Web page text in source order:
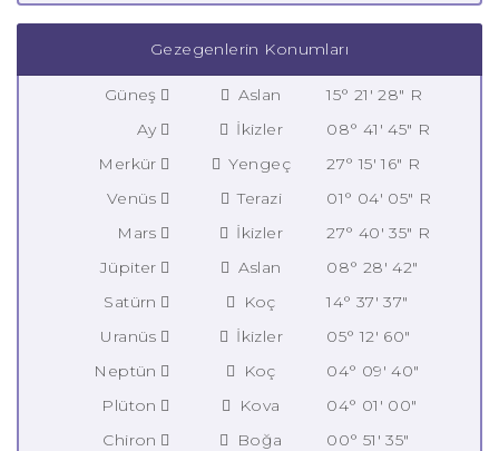
Gezegenlerin Konumları
Güneş Aslan
15° 21' 28" R
Ay
İkizler
08° 41' 45" R
Merkür
Yengeç
27° 15' 16" R
Venüs
Terazi
01° 04' 05" R
Mars
İkizler
27° 40' 35" R
Jüpiter
Aslan
08° 28' 42"
Satürn
Koç
14° 37' 37"
Uranüs
İkizler
05° 12' 60"
Neptün
Koç
04° 09' 40"
Plüton
Kova
04° 01' 00"
Chiron
Boğa
00° 51' 35"